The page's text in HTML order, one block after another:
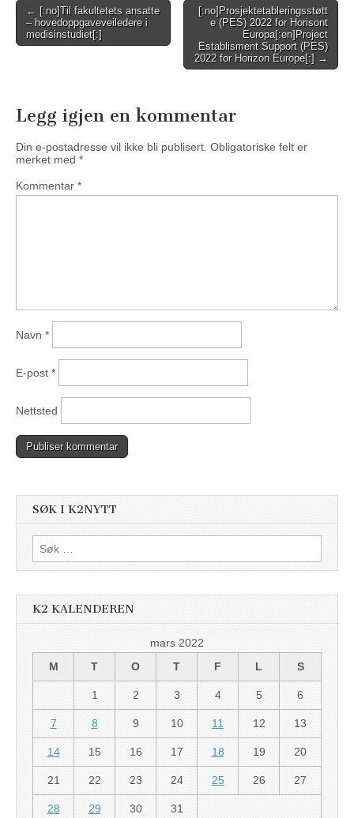
Post
navigation
← [:no]Til fakultetets ansatte
– hovedoppgaveveiledere i
medisinstudiet[:]
[:no]Prosjektetableringsstøtt
e (PES) 2022 for Horisont
Europa[:en]Project
Establisment Support (PES)
2022 for Horizon Europe[:] →
Legg igjen en kommentar
Din e-postadresse vil ikke bli publisert. Obligatoriske felt er
merket med *
Kommentar *
Navn *
E-post *
Nettsted
SØK I K2NYTT
Søk
etter:
K2 KALENDEREN
mars 2022
M
T O T F L S
1 2 3 4 5 6
7 8 9 10 11 12 13
14 15 16 17 18 19 20
21 22 23 24 25 26 27
28 29 30
31